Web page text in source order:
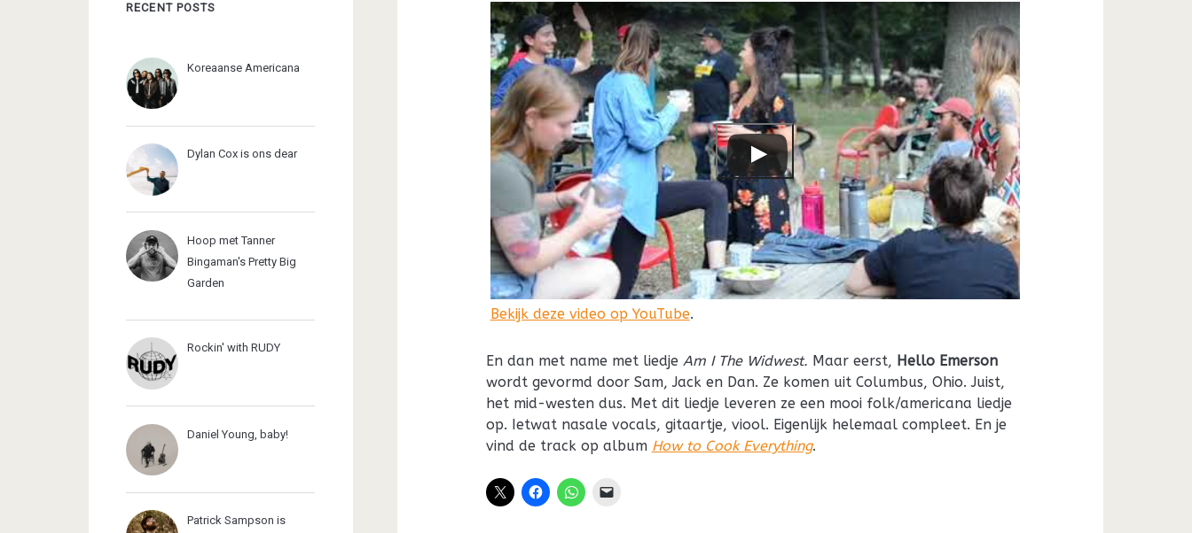
Bekijk deze video op YouTube.
En dan met name met liedje Am I The Widwest. Maar eerst, Hello Emerson
wordt gevormd door Sam, Jack en Dan. Ze komen uit Columbus, Ohio. Juist,
het mid-westen dus. Met dit liedje leveren ze een mooi folk/americana liedje
op. Ietwat nasale vocals, gitaartje, viool. Eigenlijk helemaal compleet. En je
vind de track op album How to Cook Everything.
RECENT POSTS
Koreaanse Americana
Dylan Cox is ons dear
Hoop met Tanner
Bingaman's Pretty Big
Garden
Rockin' with RUDY
Daniel Young, baby!
Patrick Sampson is